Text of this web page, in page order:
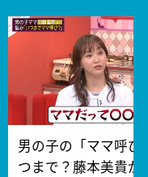
男の子の「ママ呼び
つまで？藤本美貴が